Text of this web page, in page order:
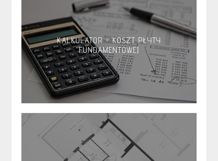
KALKULATOR - KOSZT PŁYTY
FUNDAMENTOWEJ